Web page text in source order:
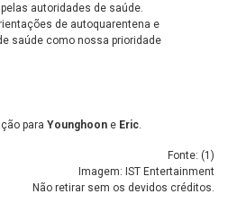
autoridades de saúde.
de autoquarentena e
saúde como nossa prioridade
para Younghoon e Eric
Fonte: (1 )
Imagem: IST Entertainment
Não retirar sem os devidos créditos.